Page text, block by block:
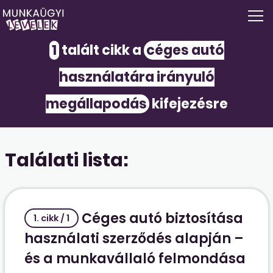
1talált cikk a céges autó
használatára irányuló
megállapodáskifejezésre
Találati lista:
1. cikk / 1
Céges autó biztosítása
használati szerződés alapján –
és a munkavállaló felmondása